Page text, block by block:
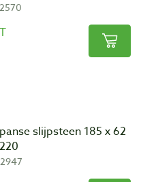
slijpsteen 185 x 62